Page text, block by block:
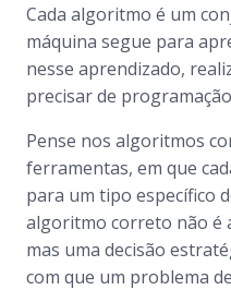
Cada algoritmo é um
máquina segue para
nesse aprendizado,
precisar de
Pense nos algoritmos
ferramentas, em que
para um tipo específico
algoritmo correto não é
mas uma decisão
com que um problema